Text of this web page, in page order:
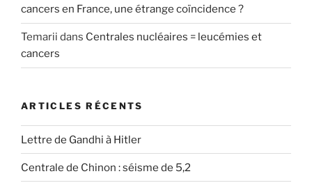
cancers en France, une étrange coïncidence ?
Temarii dans Centrales nucléaires = leucémies et
cancers
ARTICLES RÉCENTS
Lettre de Gandhi à Hitler
Centrale de Chinon : séisme de 5,2